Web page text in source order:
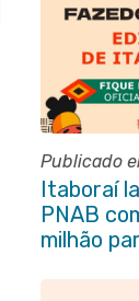
Publicado
Itaboraí
PNAB
milhão